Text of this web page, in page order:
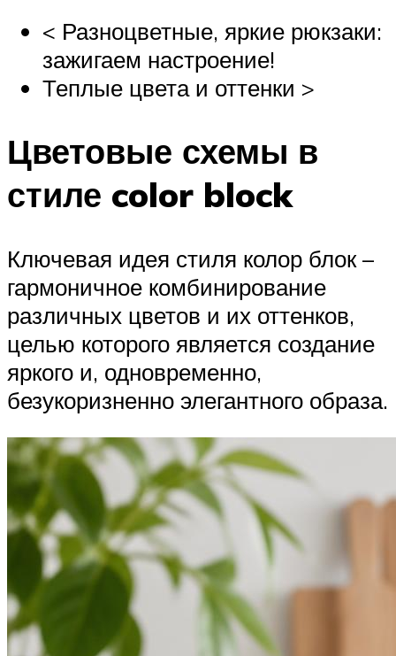
< Разноцветные, яркие рюкзаки:
зажигаем настроение!
Теплые цвета и оттенки >
Цветовые схемы в
стиле color block
Ключевая идея стиля колор блок –
гармоничное комбинирование
различных цветов и их оттенков,
целью которого является создание
яркого и, одновременно,
безукоризненно элегантного образа.